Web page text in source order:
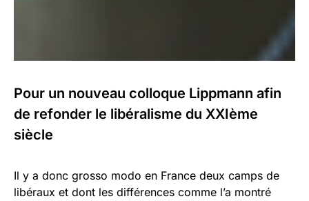
Pour un nouveau colloque Lippmann afin
de refonder le libéralisme du XXIème
siècle
Il y a donc grosso modo en France deux camps de
libéraux et dont les différences comme l’a montré